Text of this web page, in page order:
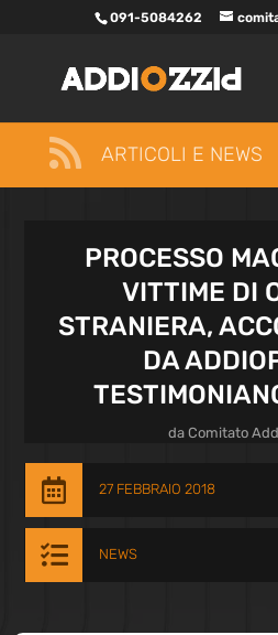
091-5084262
 ARTICOLI E NEWS
PROCESSO
VITTIME DI
STRANIERA,
DA
da Comitato
 27 FEBBRAIO 2018
 NEWS